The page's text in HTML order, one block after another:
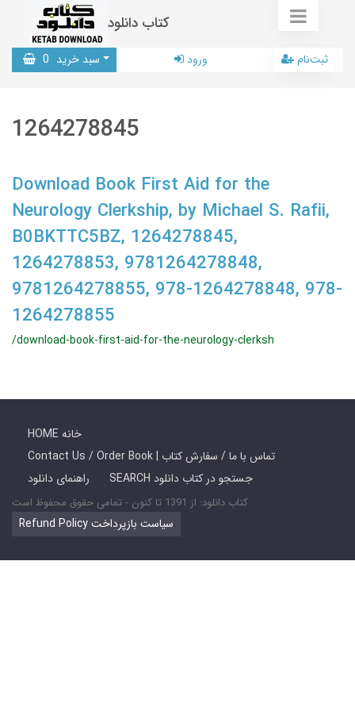
کتاب دانلود
سبد خرید 0 ورود ثبت‌نام
1264278845
Download Book First Aid for the
Neurology Clerkship, by Michael S. Rafii,
B0BKTTC5BZ, 1264278845,
1264278853, 9781264278848,
9781264278855, 978-1264278848, 978-
1264278855
/download-book-first-aid-for-the-neurology-clerksh
HOME خانه
Contact Us / Order Book | تماس با ما / سفارش کتاب
راهنمای دانلود
SEARCH جستجو در کتاب دانلود
کتاب دانلود: از 1391 تا کنون - تمامی حقوق محفوظ است
Refund Policy سیاست بازپرداخت